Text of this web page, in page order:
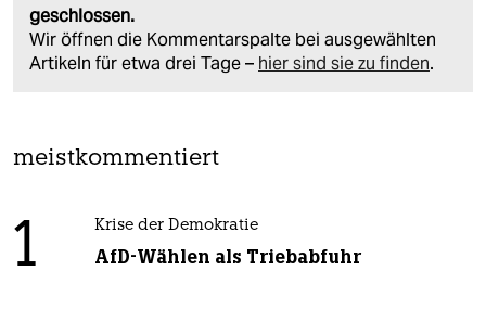
geschlossen.
Wir öffnen die Kommentarspalte bei ausgewählten
Artikeln für etwa drei Tage – hier sind sie zu finden.
meistkommentiert
1 Krise der Demokratie
AfD-Wählen als Triebabfuhr